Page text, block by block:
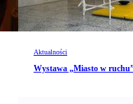
Aktualności
Wystawa „Miasto w